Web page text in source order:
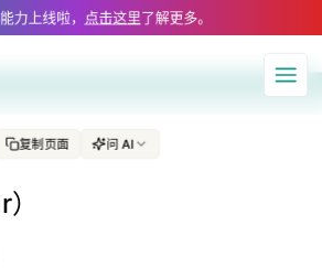
page is available at https://
力上线啦， 点击这里了解更多。
导航
复制页面 问 AI